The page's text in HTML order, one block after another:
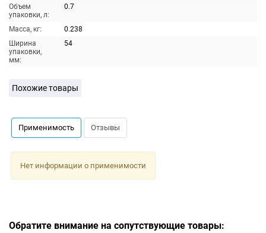
Объем
упаковки, л:
0.7
Масса, кг:
0.238
Ширина
упаковки,
мм:
54
Похожие товары
Применимость Отзывы
Нет информации о применимости
Обратите внимание на сопутствующие товары: